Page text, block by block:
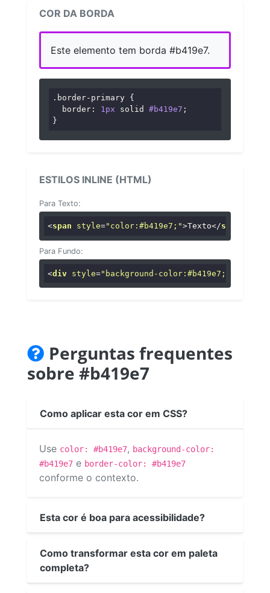
COR DA BORDA
Este elemento tem borda #b419e7.
.border-primary {
border : 1px solid #b419e7 ;
}
ESTILOS INLINE (HTML)
Para Texto:
<span style="color:#b419e7;">Texto</span
Para Fundo:
<div style="background-color:#b419e7;"
Perguntas frequentes
sobre #b419e7
Como aplicar esta cor em CSS?
Use color: #b419e7, background-color:
#b419e7 e border-color: #b419e7
conforme o contexto.
Esta cor é boa para acessibilidade?
Como transformar esta cor em paleta
completa?